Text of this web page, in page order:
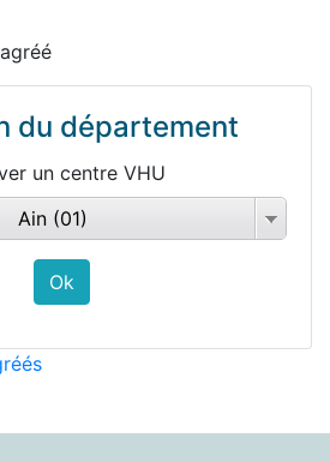
du département
un centre VHU
Ain (01)